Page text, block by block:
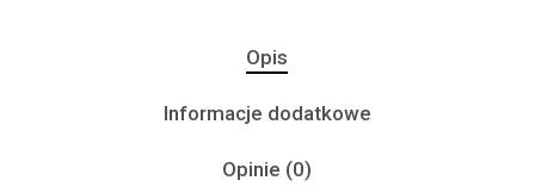
Opis
Informacje dodatkowe
Opinie (0)